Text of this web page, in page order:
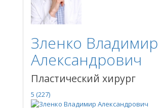
Зленко Владимир
Александрович
Пластический хирург
5 (227)